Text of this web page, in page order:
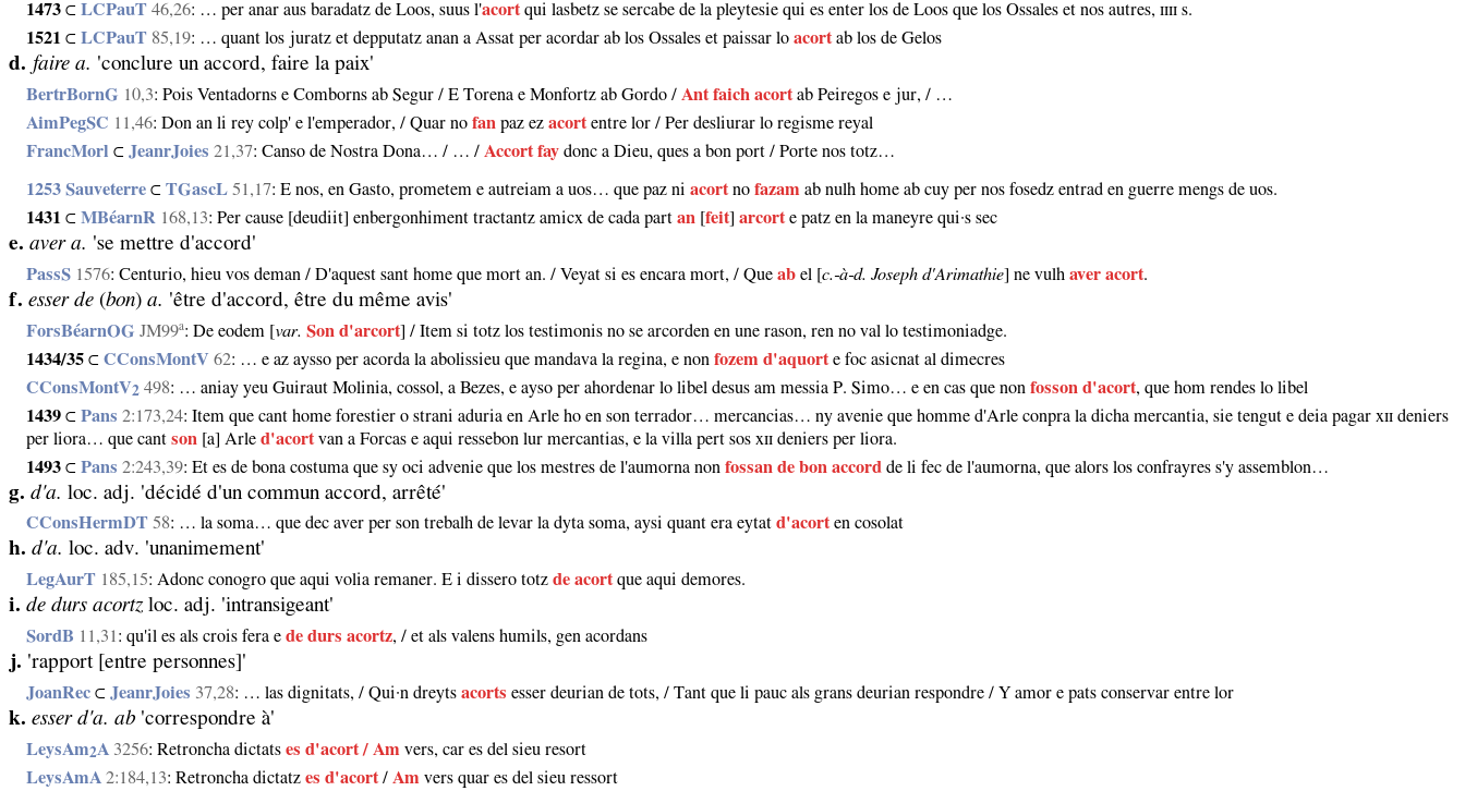
1473 ⊂LCPauT 46,26: … per anar aus baradatz de Loos, suus l'acortqui lasbetz se sercabe de la pleytesie qui es enter los de Loos que los Ossales et nos autres, ɪɪɪɪ s.
1521 ⊂LCPauT 85,19: … quant los juratz et depputatz anan a Assat per acordar ab los Ossales et paissar loacortab los de Gelos
d. faire a. 'conclure un accord, faire la paix'
BertrBornG 10,3: Pois Ventadorns e Comborns ab Segur / E Torena e Monfortz ab Gordo / Ant faich acortab Peiregos e jur, / …
AimPegSC 11,46: Don an li rey colp' e l'emperador, / Quar nofan paz ezacortentre lor / Per desliurar lo regisme reyal
FrancMorl ⊂JeanrJoies 21,37: Canso de Nostra Dona… / … / Accort fay donc a Dieu, ques a bon port / Porte nos totz…
1253 Sauveterre ⊂TGascL 51,17: E nos, en Gasto, prometem e autreiam a uos… que paz niacortnofazam ab nulh home ab cuy per nos fosedz entrad en guerre mengs de uos.
1431 ⊂MBéarnR 168,13: Per cause [deudiit] enbergonhiment tractantz amicx de cada partan [feit]arcorte patz en la maneyre qui·s sec
e. aver a. 'se mettre d'accord'
PassS 1576: Centurio, hieu vos deman / D'aquest sant home que mort an. / Veyat si es encara mort, / Queab el [c.‑à‑d. Joseph d'Arimathie] ne vulhaver acort.
f. esser de (bon) a. 'être d'accord, être du même avis'
ForsBéarnOG JM99a: De eodem [var. Son d'arcort] / Item si totz los testimonis no se arcorden en une rason, ren no val lo testimoniadge.
1434/35 ⊂CConsMontV 62: … e az aysso per acorda la abolissieu que mandava la regina, e nonfozem d'aquorte foc asicnat al dimecres
CConsMontV2 498: … aniay yeu Guiraut Molinia, cossol, a Bezes, e ayso per ahordenar lo libel desus am messia P. Simo… e en cas que nonfosson d'acort, que hom rendes lo libel
1439 ⊂Pans 2:173,24: Item que cant home forestier o strani aduria en Arle ho en son terrador… mercancias… ny avenie que homme d'Arle conpra la dicha mercantia, sie tengut e deia pagar xɪɪ deniers
per liora… que cantson [a] Arled'acortvan a Forcas e aqui ressebon lur mercantias, e la villa pert sos xɪɪ deniers per liora.
1493 ⊂Pans 2:243,39: Et es de bona costuma que sy oci advenie que los mestres de l'aumorna nonfossan de bon accord de li fec de l'aumorna, que alors los confrayres s'y assemblon…
g. d'a. loc. adj. 'décidé d'un commun accord, arrêté'
CConsHermDT 58: … la soma… que dec aver per son trebalh de levar la dyta soma, aysi quant era eytatd'acorten cosolat
h. d'a. loc. adv. 'unanimement'
LegAurT 185,15: Adonc conogro que aqui volia remaner. E i dissero totzde acortque aqui demores.
i. de durs acortzloc. adj. 'intransigeant'
SordB 11,31 : qu'il es als crois fera ede durs acortz, / et als valens humils, gen acordans
j. 'rapport [entre personnes]'
JoanRec ⊂JeanrJoies 37,28: … las dignitats, / Qui·n dreytsacorts esser deurian de tots, / Tant que li pauc als grans deurian respondre / Y amor e pats conservar entre lor
k. esser d'a. ab 'correspondre à'
LeysAm2A 3256: Retroncha dictatses d'acort / Am vers, car es del sieu resort
LeysAmA 2:184,13: Retroncha dictatzes d'acort/ Am vers quar es del sieu ressort